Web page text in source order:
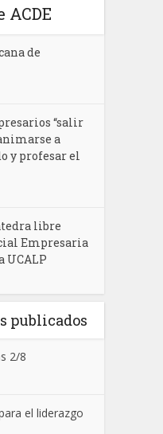
ACDE
de
“salir
a
y profesar el
libre
Empresaria
UCALP
publicados
2/8
el liderazgo